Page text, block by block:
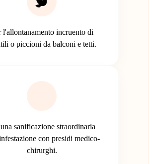
l'allontanamento incruento di
o piccioni da balconi e tetti.
sanificazione straordinaria
con presidi medico-
chirurghi.